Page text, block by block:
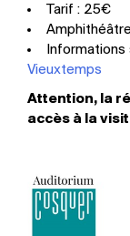
Tarif : 25€
Vieuxtemps
Attention, la
accès à la